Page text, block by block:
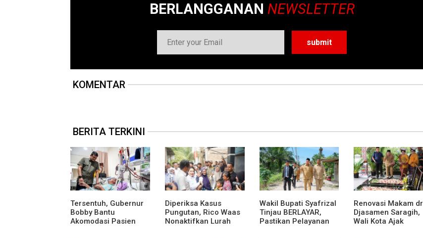
BERLANGGANAN NEWSLETTER
KOMENTAR
BERITA TERKINI
Tersentuh, Gubernur
Bobby Bantu
Akomodasi Pasien
Diperiksa Kasus
Pungutan, Rico Waas
Nonaktifkan Lurah
Wakil Bupati Syafrizal
Tinjau BERLAYAR,
Pastikan Pelayanan
Renovasi Makam dr
Djasamen Saragih,
Wali Kota Ajak